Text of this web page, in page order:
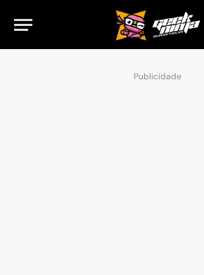
Publicidade